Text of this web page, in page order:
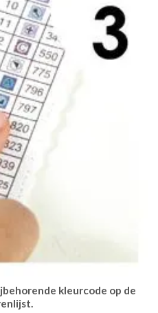
kleurcode op de